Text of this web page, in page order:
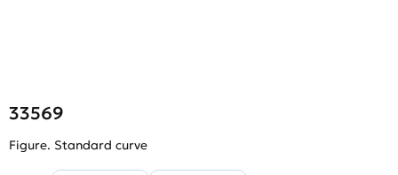
33569
Figure. Standard curve